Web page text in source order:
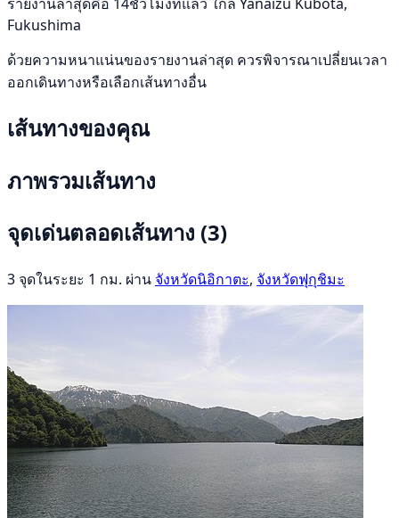
Fukushima
ด้วยความหนาแน่นของรายงานล่าสุด ควรพิจารณาเปลี่ยนเวลา
ออกเดินทางหรือเลือกเส้นทางอื่น
เส้นทางของคุณ
ภาพรวมเส้นทาง
จุดเด่นตลอดเส้นทาง (3)
3 จุดในระยะ 1 กม. ผ่าน จังหวัดนิอิกาตะ, จังหวัดฟุกุชิมะ